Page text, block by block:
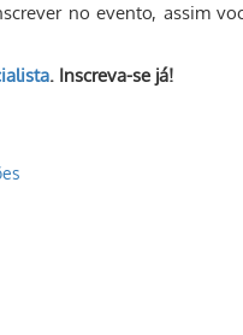
no evento, assim
. Inscreva-se já!